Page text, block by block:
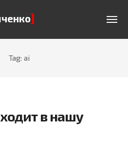
]
Tag: ai
в нашу